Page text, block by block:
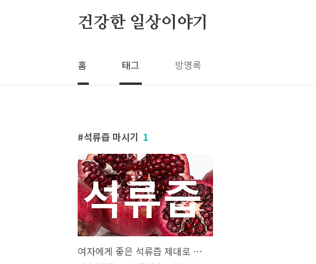
건강한 일상이야기
홈 태그 방명록
석류즙 마시기 1
여자에게 좋은 석류즙 제대로 마시기